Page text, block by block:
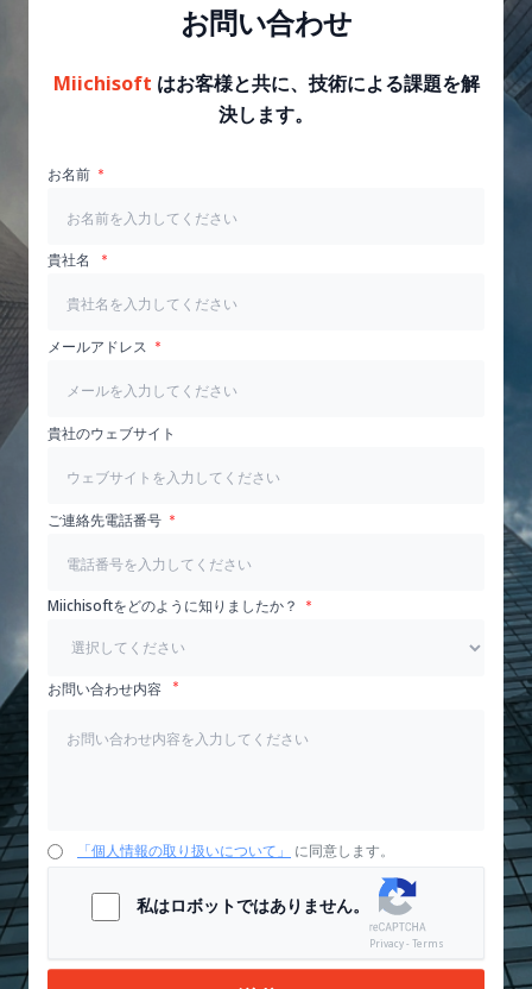
お問い合わせ
Miichisoft はお客様と共に、技術による課題を解
決します。
お名前
貴社名
メールアドレス
貴社のウェブサイト
ご連絡先電話番号
Miichisoftをどのように知りましたか？
お問い合わせ内容
「個人情報の取り扱いについて」 に同意します。
私はロボットではありません。
Privacy - Terms